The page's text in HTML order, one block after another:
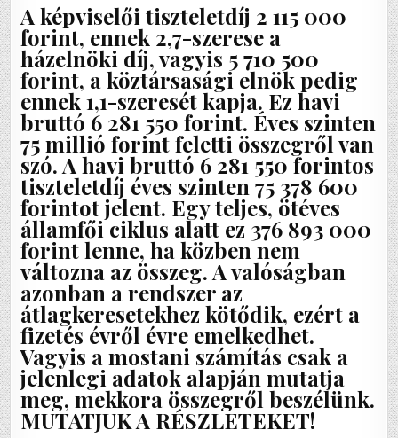
A képviselői tiszteletdíj 2 115 000
forint, ennek 2,7-szerese a
házelnöki díj, vagyis 5 710 500
forint, a köztársasági elnök pedig
ennek 1,1-szeresét kapja. Ez havi
bruttó 6 281 550 forint. Éves szinten
75 millió forint feletti összegről van
szó. A havi bruttó 6 281 550 forintos
tiszteletdíj éves szinten 75 378 600
forintot jelent. Egy teljes, ötéves
államfői ciklus alatt ez 376 893 000
forint lenne, ha közben nem
változna az összeg. A valóságban
azonban a rendszer az
átlagkeresetekhez kötődik, ezért a
fizetés évről évre emelkedhet.
Vagyis a mostani számítás csak a
jelenlegi adatok alapján mutatja
meg, mekkora összegről beszélünk.
MUTATJUK A RÉSZLETEKET!